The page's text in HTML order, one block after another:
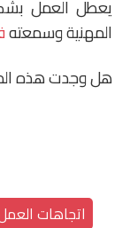
يعطل العمل
المهنية وسمعته
هل وجدت هذه
اتجاهات